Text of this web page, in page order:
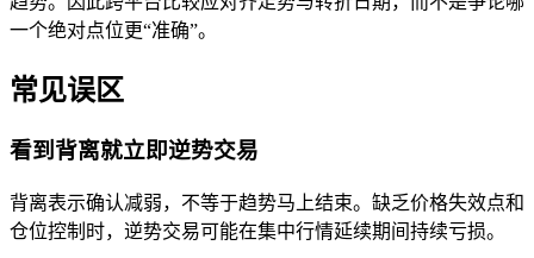
一个绝对点位更“准确”。
常见误区
看到背离就立即逆势交易
背离表示确认减弱，不等于趋势马上结束。缺乏价格失效点和
仓位控制时，逆势交易可能在集中行情延续期间持续亏损。